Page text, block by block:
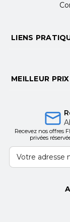
LIENS
MEILLEUR
Recevez nos offres
privées